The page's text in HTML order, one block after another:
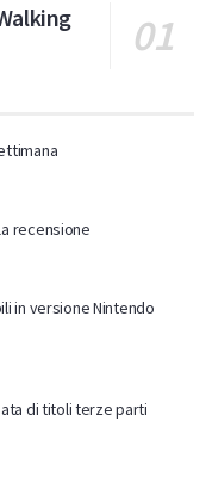
recensione
in versione Nintendo
di titoli terze parti